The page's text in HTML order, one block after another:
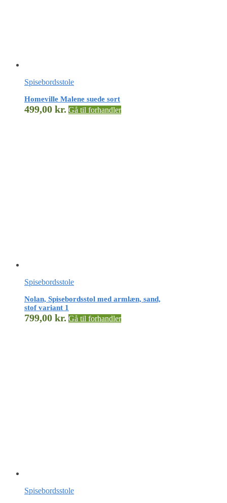
Spisebordsstole
Homeville Malene suede sort
499,00 kr. Gå til forhandler
Spisebordsstole
Nolan, Spisebordsstol med armlæn, sand,
stof variant 1
799,00 kr. Gå til forhandler
Spisebordsstole